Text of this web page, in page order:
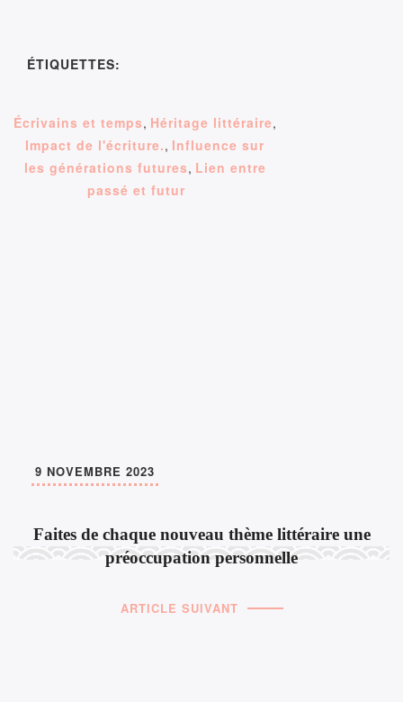
ÉTIQUETTES:
Écrivains et temps, Héritage littéraire,
Impact de l'écriture., Influence sur
les générations futures, Lien entre
passé et futur
Faites de chaque nouveau thème littéraire une
préoccupation personnelle
9 NOVEMBRE 2023
ARTICLE SUIVANT